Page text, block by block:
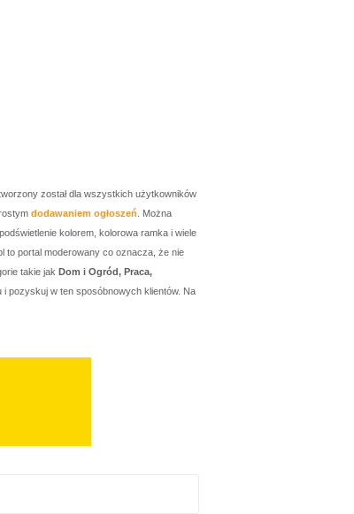
został dla wszystkich użytkowników
dodawaniem ogłoszeń . Można
kolorem, kolorowa ramka i wiele
to portal moderowany co oznacza, że nie
takie jak Dom i Ogród, Praca,
i pozyskuj w ten sposóbnowych klientów. Na